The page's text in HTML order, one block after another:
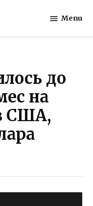
Menu
до
на
США,